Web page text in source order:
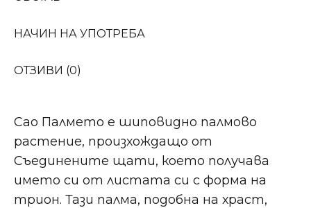
НАЧИН НА УПОТРЕБА
ОТЗИВИ (0)
Сао Палмето е шиповидно палмово
растение, произхождащо от
Съединените щати, което получава
името си от листата си с форма на
трион. Тази палма, подобна на храст,